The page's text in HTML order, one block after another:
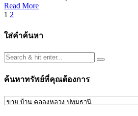
Read More
Posts
pagination
1 2
ใส่คำค้นหา
ค้นหาทรัพย์ที่คุณต้องการ
ค้นหา